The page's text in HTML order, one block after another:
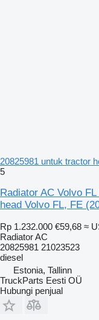
20825981 untuk tractor
5
Radiator AC Volvo
head Volvo FL, FE
Rp 1.232.000 €59,68 ≈
Radiator AC
20825981 21023523
diesel
Estonia, Tallinn
TruckParts Eesti OÜ
Hubungi penjual